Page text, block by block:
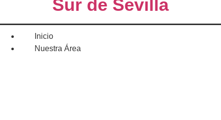
Sur de Sevilla
Inicio
Nuestra Área